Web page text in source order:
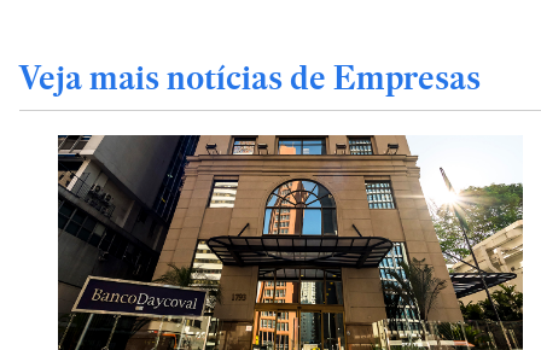
Veja mais notícias de Empresas